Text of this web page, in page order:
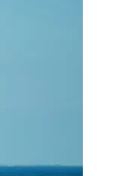
je za pomocą gestów